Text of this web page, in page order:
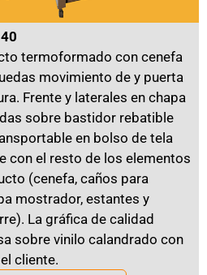
termoformado con cenefa
movimiento de y puerta
Frente y laterales en chapa
sobre bastidor rebatible
en bolso de tela
con el resto de los elementos
(cenefa, caños para
mostrador, estantes y
La gráfica de calidad
sobre vinilo calandrado con
cliente.